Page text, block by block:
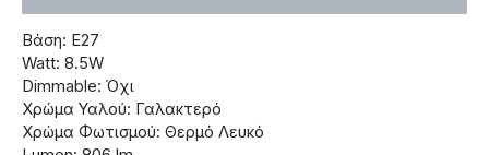
Βάση: Ε27
Watt: 8.5W
Dimmable: Όχι
Χρώμα Υαλού: Γαλακτερό
Χρώμα Φωτισμού: Θερμό Λευκό